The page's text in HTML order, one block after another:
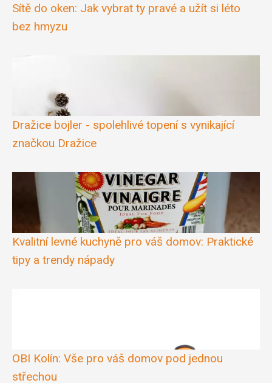
Sítě do oken: Jak vybrat ty pravé a užít si léto
bez hmyzu
Dražice bojler - spolehlivé topení s vynikající
značkou Dražice
Kvalitní levné kuchyně pro váš domov: Praktické
tipy a trendy nápady
OBI Kolín: Vše pro váš domov pod jednou
střechou